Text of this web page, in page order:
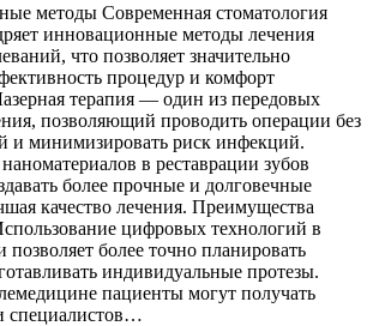
методы Современная стоматология
инновационные методы лечения
что позволяет значительно
процедур и комфорт
терапия — один из передовых
позволяющий проводить операции без
и минимизировать риск инфекций.
в реставрации зубов
более прочные и долговечные
качество лечения. Преимущества
цифровых технологий в
позволяет более точно планировать
индивидуальные протезы.
пациенты могут получать
специалистов…